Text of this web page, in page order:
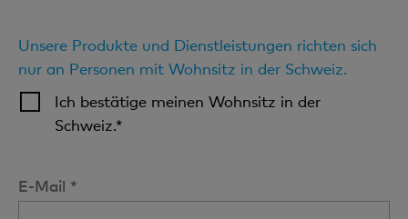
Unsere Produkte und Dienstleistungen richten sich
nur an Personen mit Wohnsitz in der Schweiz.
Ich bestätige meinen Wohnsitz in der
Schweiz.*
E-Mail *